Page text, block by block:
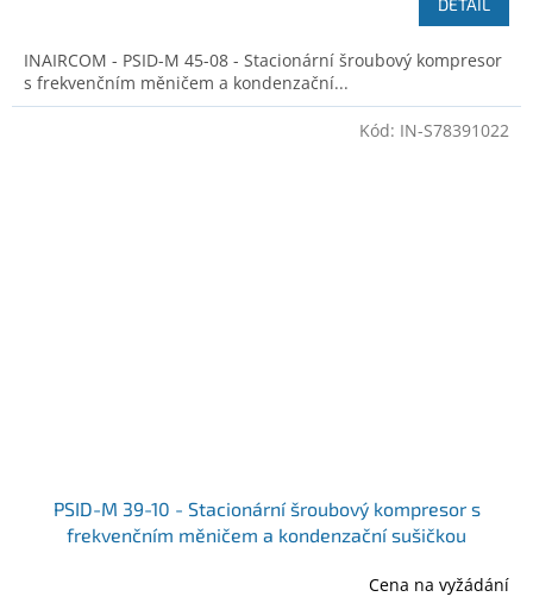
DETAIL
INAIRCOM - PSID-M 45-08 - Stacionární šroubový kompresor
s frekvenčním měničem a kondenzační...
PSID-M 39-10 - Stacionární šroubový kompresor s
frekvenčním měničem a kondenzační sušičkou
Cena na vyžádání
Kód: IN-S78391022